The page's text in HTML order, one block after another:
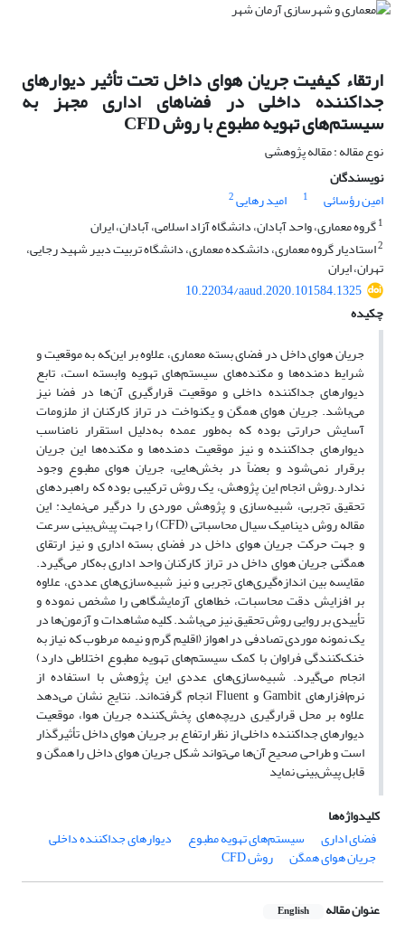
ارتقاء کیفیت جریان هوای داخل تحت تأثیر دیوارهای
جداکننده داخلی در فضاهای اداری مجهز به
سیستم‌های تهویه مطبوع با روش CFD
نوع مقاله : مقاله پژوهشی
نویسندگان
امین رؤسائی
1 امید رهایی2
1گروه معماری، واحد آبادان، دانشگاه آزاد اسلامی، آبادان، ایران
2استادیار گروه معماری، دانشکده معماری، دانشگاه تربیت دبیر شهید رجایی،
تهران، ایران
10.22034/aaud.2020.101584.1325
چکیده
جریان هوای داخل در فضای بسته معماری، علاوه بر این‌که به موقعیت و
شرایط دمنده‌ها و مکنده‌های سیستم‌های تهویه وابسته است، تابع
دیوارهای جداکننده داخلی و موقعیت قرارگیری آن‌ها در فضا نیز
می‌باشد. جریان هوای همگن و یکنواخت در تراز کارکنان از ملزومات
آسایش حرارتی بوده که به‌طور عمده به‌دلیل استقرار نامناسب
دیوارهای جداکننده و نیز موقعیت دمنده‌ها و مکنده‌ها این جریان
برقرار نمی‌شود و بعضاً در بخش‌هایی، جریان هوای مطبوع وجود
ندارد.روش انجام این پژوهش، یک روش ترکیبی بوده که راهبردهای
تحقیق تجربی، شبیه‌سازی و پژوهش موردی را درگیر می‌نماید: این
مقاله روش دینامیک سیال محاسباتی (CFD) را جهت پیش‌بینی سرعت
و جهت حرکت جریان هوای داخل در فضای بسته اداری و نیز ارتقای
همگنی جریان هوای داخل در تراز کارکنان واحد اداری به‌کار می‌گیرد.
مقایسه بین اندازه‌گیری‌های تجربی و نیز شبیه‌سازی‌های عددی، علاوه
بر افزایش دقت محاسبات، خطاهای آزمایشگاهی را مشخص نموده و
تأییدی بر روایی روش تحقیق نیز می‌باشد. کلیه مشاهدات و آزمون‌ها در
یک نمونه موردی تصادفی در اهواز (اقلیم گرم و نیمه مرطوب که نیاز به
خنک‌کنندگی فراوان با کمک سیستم‌های تهویه مطبوع اختلاطی دارد)
انجام می‌گیرد. شبیه‌سازی‌های عددی این پژوهش با استفاده از
نرم‌افزارهای Gambit و Fluent انجام گرفته‌اند. نتایج نشان می‌دهد
علاوه بر محل قرارگیری دریچه‌های پخش‌کننده جریان هوا، موقعیت
دیوارهای جداکننده داخلی از نظر ارتفاع بر جریان هوای داخل تأثیرگذار
است و طراحی صحیح آن‌ها می‌تواند شکل جریان هوای داخل را همگن و
قابل پیش‌بینی نماید
کلیدواژه‌ها
فضای اداری
سیستم‌های تهویه مطبوع دیوارهای جداکننده داخلی
جریان هوای همگن روش CFD
عنوان مقاله English